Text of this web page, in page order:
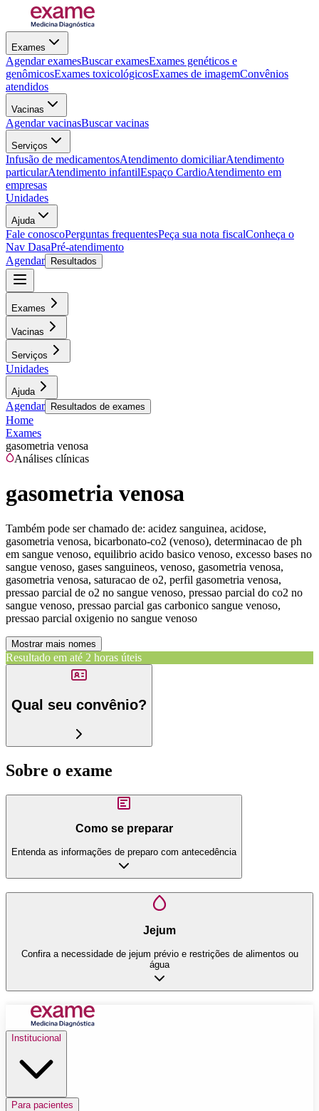
Exames
Agendar examesBuscar examesExames genéticos e
genômicosExames toxicológicosExames de imagemConvênios
atendidos
Vacinas
Agendar vacinasBuscar vacinas
Serviços
Infusão de medicamentosAtendimento domiciliarAtendimento
particularAtendimento infantilEspaço CardioAtendimento em
empresas
Unidades
Ajuda
Fale conoscoPerguntas frequentesPeça sua nota fiscalConheça o
Nav DasaPré-atendimento
Agendar
Resultados
Exames
Vacinas
Serviços
Unidades
Ajuda
Agendar Resultados de exames
Home
Exames
gasometria venosa
Análises clínicas
gasometria venosa
Também pode ser chamado de: acidez sanguinea, acidose,
gasometria venosa, bicarbonato-co2 (venoso), determinacao de ph
em sangue venoso, equilibrio acido basico venoso, excesso bases no
sangue venoso, gases sanguineos, venoso, gasometria venosa,
gasometria venosa, saturacao de o2, perfil gasometria venosa,
pressao parcial de o2 no sangue venoso, pressao parcial do co2 no
sangue venoso, pressao parcial gas carbonico sangue venoso,
pressao parcial oxigenio no sangue venoso
Mostrar mais nomes
Resultado em até 2 horas úteis
Qual seu convênio?
Sobre o exame
Como se preparar
Entenda as informações de preparo com antecedência
Jejum
Confira a necessidade de jejum prévio e restrições de alimentos ou
água
Institucional
Para pacientes